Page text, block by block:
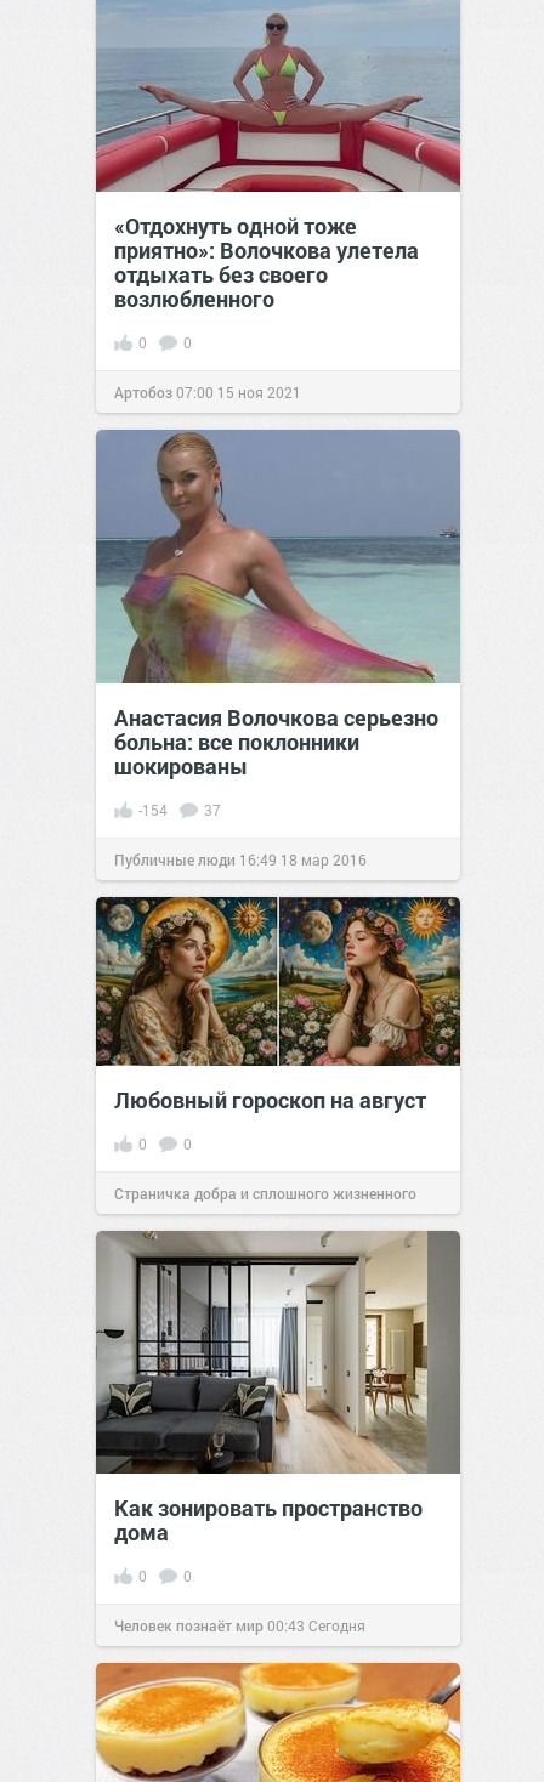
«Отдохнуть одной тоже
приятно»: Волочкова улетела
отдыхать без своего
возлюбленного
0 0
Артобоз07:00 15 ноя 2021
Анастасия Волочкова серьезно
больна: все поклонники
шокированы
-154 37
Публичные люди 16:49 18 мар 2016
Любовный гороскоп на август
0 0
Страничка добра и сплошного жизненного
позитива!00:29Сегодня
Как зонировать пространство
дома
0 0
Человек познаёт мир00:43 Сегодня